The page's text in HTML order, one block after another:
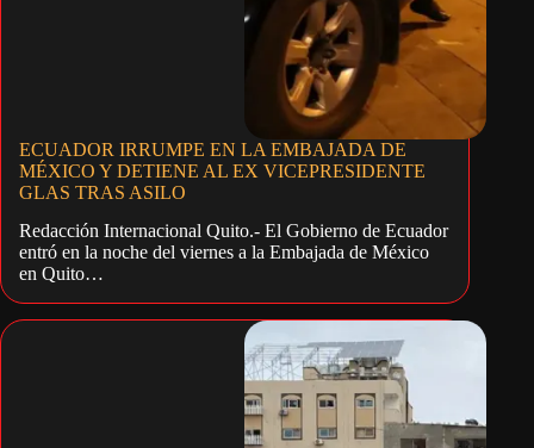
ECUADOR IRRUMPE EN LA EMBAJADA DE
MÉXICO Y DETIENE AL EX VICEPRESIDENTE
GLAS TRAS ASILO
Redacción Internacional Quito.- El Gobierno de Ecuador
entró en la noche del viernes a la Embajada de México
en Quito…